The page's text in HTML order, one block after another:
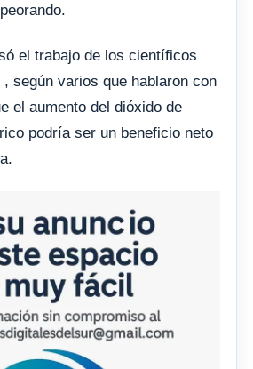
el trabajo de los científicos
según varios que hablaron con
el aumento del dióxido de
podría ser un beneficio neto